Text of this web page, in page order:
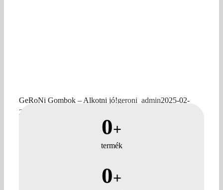
GeRoNi Gombok – Alkotni jó!geroni_admin2025-02-
21T07:18:49+00:00
0+
termék
0+